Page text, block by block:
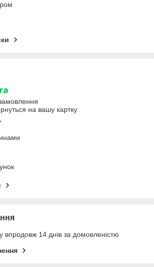
на вашу картку
впродовж 14 днів за домовленістю